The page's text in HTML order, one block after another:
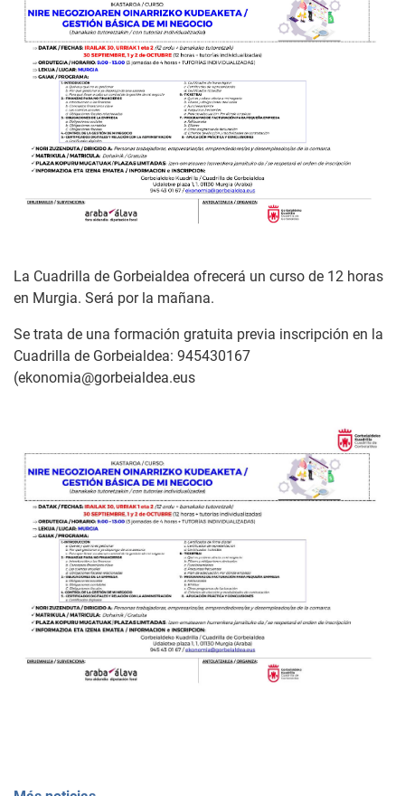
La Cuadrilla de Gorbeialdea ofrecerá un curso de 12 horas
en Murgia. Será por la mañana.
Se trata de una formación gratuita previa inscripción en la
Cuadrilla de Gorbeialdea: 945430167
(ekonomia@gorbeialdea.eus